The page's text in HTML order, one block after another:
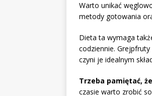
Warto unikać
metody gotowania
Dieta ta wymaga
codziennie.
czyni je idealnym
Trzeba pamiętać,
czasie warto zrobić